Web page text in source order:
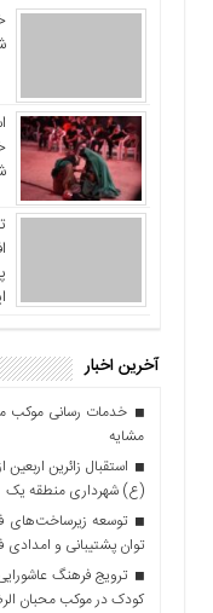
آخرین اخبار
مشایه
استقبال زائرین
(ع) شهرداری منطقه یک
توسعه زیرساخت‌های
توان پشتیبانی و امدادی
ترویج فرهنگ
کودک در موکب محبان